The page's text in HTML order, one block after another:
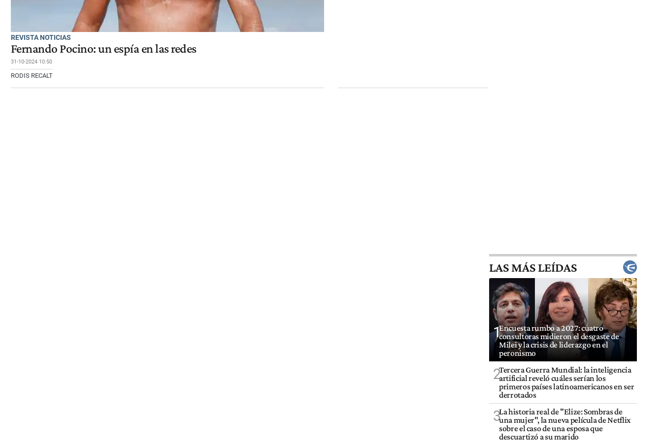
REVISTA NOTICIAS
Fernando Pocino: un espía en las redes
31-10-2024 10:50
RODIS RECALT
LAS MÁS LEÍDAS
1Encuesta rumbo a 2027: cuatro
consultoras midieron el desgaste de
Milei y la crisis de liderazgo en el
peronismo
2Tercera Guerra Mundial: la inteligencia
artificial reveló cuáles serían los
primeros países latinoamericanos en ser
derrotados
3La historia real de "Elize: Sombras de
una mujer", la nueva película de Netflix
sobre el caso de una esposa que
descuartizó a su marido